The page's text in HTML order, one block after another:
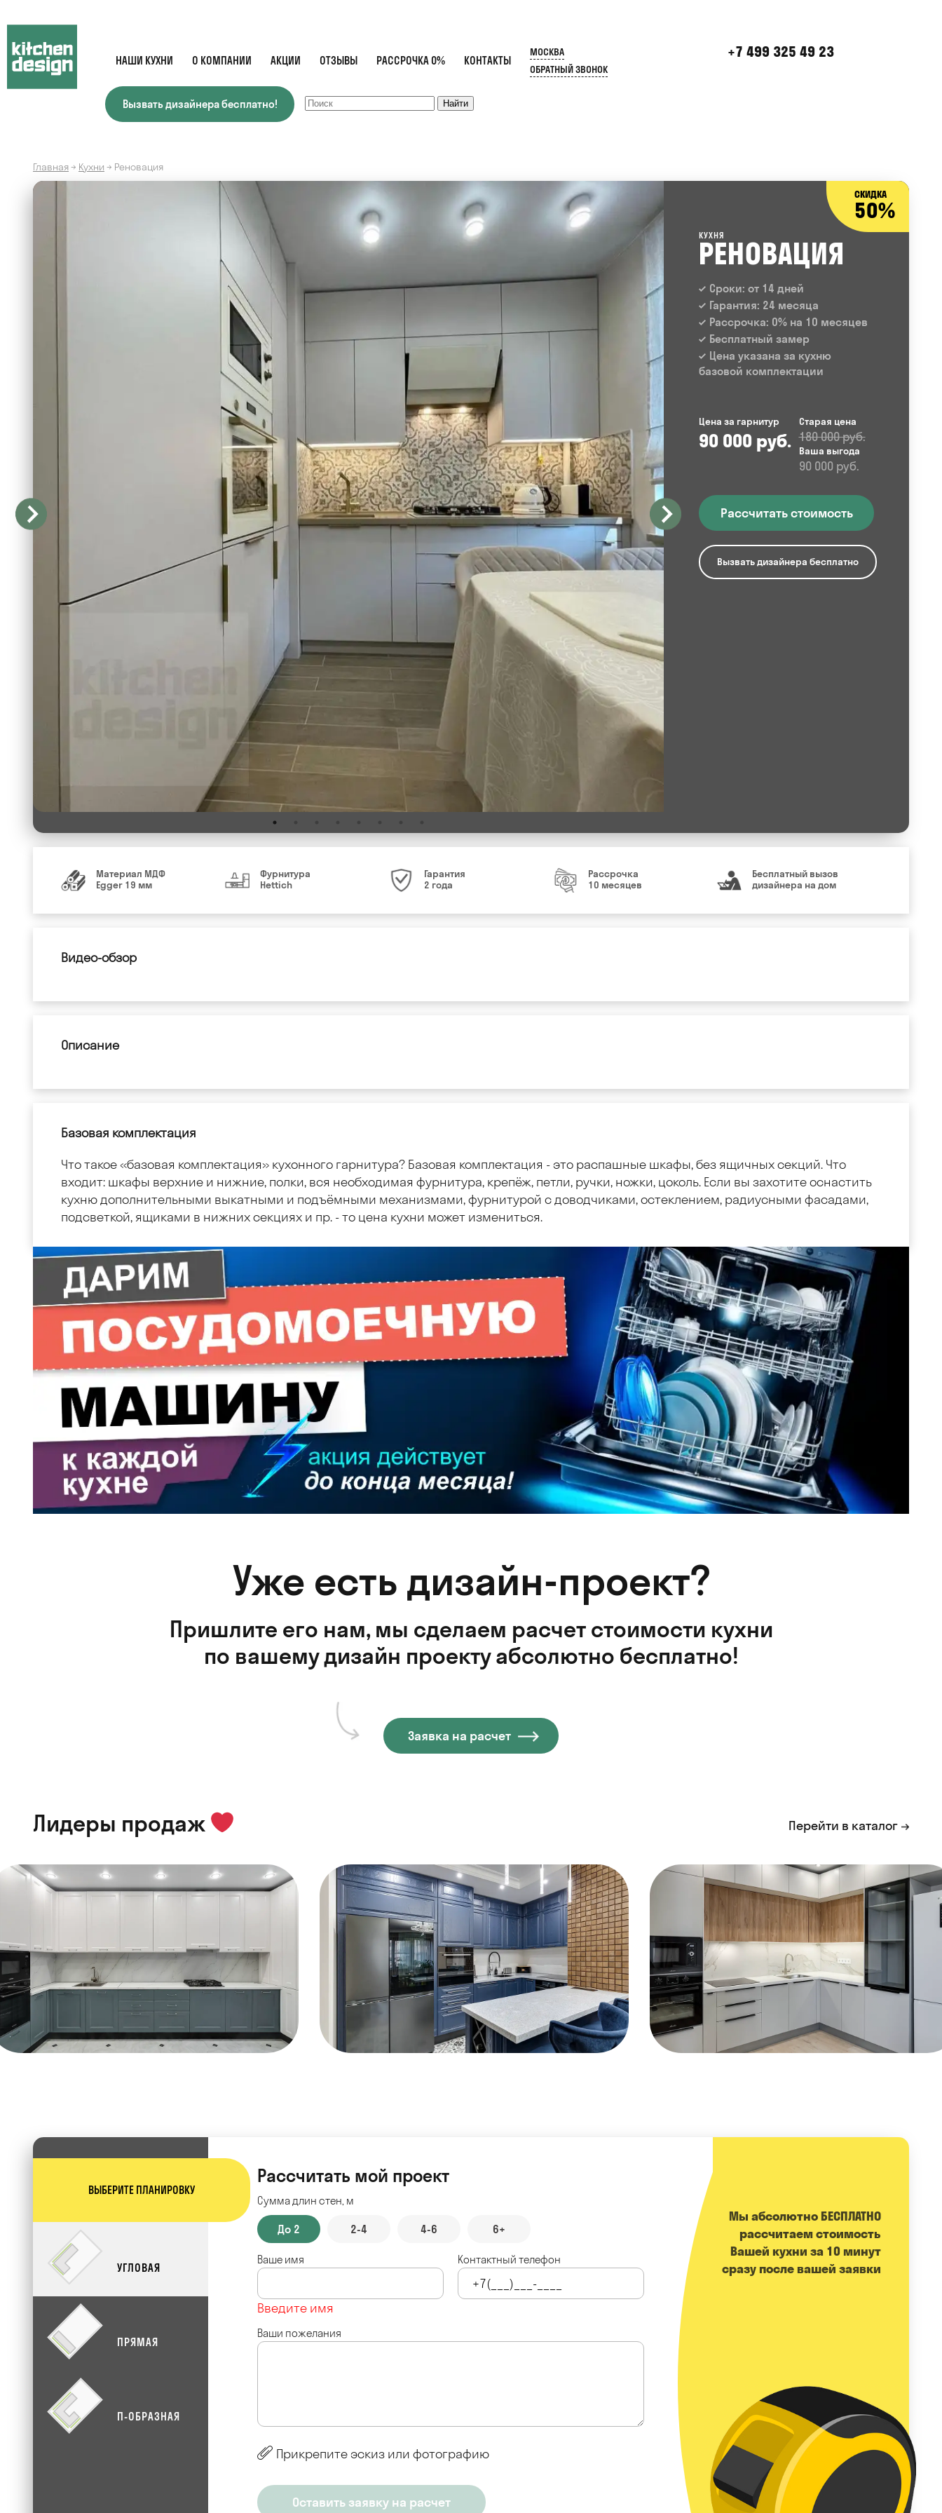
НАШИ КУХНИ О КОМПАНИИ АКЦИИ ОТЗЫВЫ РАССРОЧКА 0% КОНТАКТЫ
+7 499 325 49 23
Вызвать дизайнера бесплатно!
МОСКВА
ОБРАТНЫЙ ЗВОНОК
Главная→ Кухни → Реновация
СКИДКА
50%
КУХНЯ
РЕНОВАЦИЯ
Сроки: от 14 дней
Гарантия: 24 месяца
Рассрочка: 0% на 10 месяцев
Бесплатный замер
Цена указана за кухню
базовой комплектации
Цена за гарнитур
90 000 руб.
Старая цена
180 000 руб.
Ваша выгода
90 000 руб.
Рассчитать стоимость
Вызвать дизайнера бесплатно
Материал МДФ
Egger 19 мм
Фурнитура
Hettich
Гарантия
2 года
Рассрочка
10 месяцев
Бесплатный вызов
дизайнера на дом
Видео-обзор
Описание
Базовая комплектация
Что такое «базовая комплектация» кухонного гарнитура? Базовая комплектация - это распашные шкафы, без ящичных секций. Что
входит: шкафы верхние и нижние, полки, вся необходимая фурнитура, крепёж, петли, ручки, ножки, цоколь. Если вы захотите оснастить
кухню дополнительными выкатными и подъёмными механизмами, фурнитурой с доводчиками, остеклением, радиусными фасадами,
подсветкой, ящиками в нижних секциях и пр. - то цена кухни может измениться.
Уже есть дизайн-проект?
Пришлите его нам, мы сделаем расчет стоимости кухни
по вашему дизайн проекту абсолютно бесплатно!
Заявка на расчет
Лидеры продаж Перейти в каталог
ВЫБЕРИТЕ ПЛАНИРОВКУ
УГЛОВАЯ
ПРЯМАЯ
П-ОБРАЗНАЯ
Рассчитать мой проект
Сумма длин стен, м
До 2 2-4 4-6 6+
Ваше имя
Введите имя
Контактный телефон
Ваши пожелания
Прикрепите эскиз или фотографию
Мы абсолютно БЕСПЛАТНО
расcчитаем стоимость
Вашей кухни за 10 минут
сразу после вашей заявки